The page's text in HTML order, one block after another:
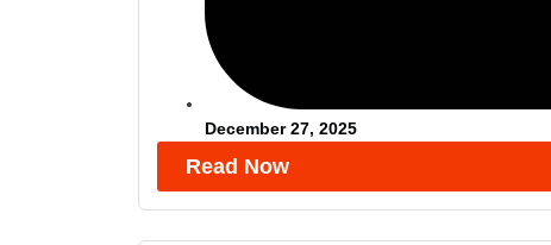
December 27, 2025
Read Now